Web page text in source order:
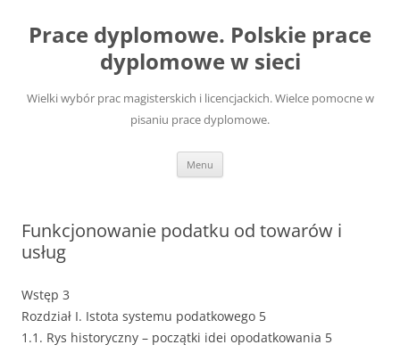
treści
Prace dyplomowe. Polskie prace
dyplomowe w sieci
Wielki wybór prac magisterskich i licencjackich. Wielce pomocne w
pisaniu prace dyplomowe.
Menu
Funkcjonowanie podatku od towarów i
usług
Wstęp 3
Rozdział I. Istota systemu podatkowego 5
1.1. Rys historyczny – początki idei opodatkowania 5